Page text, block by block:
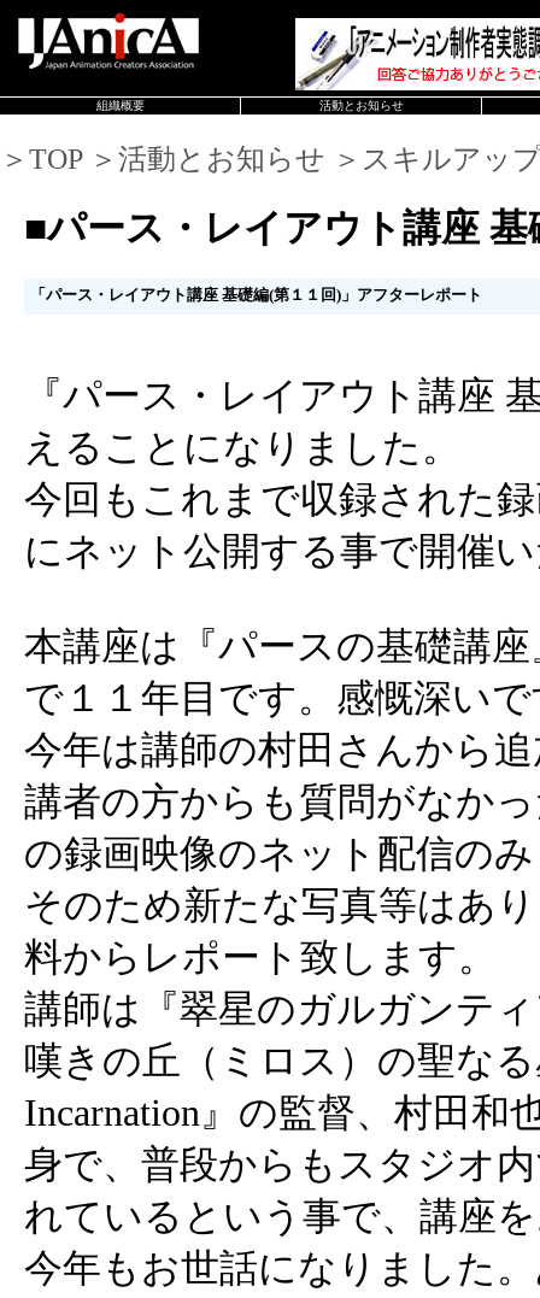
組織概要 活動とお知らせ
＞TOP ＞活動とお知らせ ＞スキルアッ
■パース・レイアウト講座 基
「パース・レイアウト講座 基礎編(第１１回)」アフターレポート
『パース・レイアウト講座
えることになりました。
今回もこれまで収録された
にネット公開する事で開催
本講座は『パースの基礎講
で１１年目です。感慨深い
今年は講師の村田さんから
講者の方からも質問がなか
の録画映像のネット配信の
そのため新たな写真等はあ
料からレポート致します。
講師は『翠星のガルガンテ
嘆きの丘（ミロス）の聖な
Incarnation』の監督、村田和
身で、普段からもスタジオ
れているという事で、講座
今年もお世話になりました